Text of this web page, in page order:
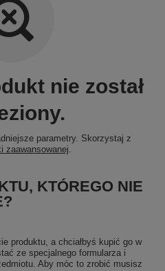
nie został
parametry. Skorzystaj z
zaawansowanej.
KTÓREGO NIE
produktu, a chciałbyś kupić go w
ze specjalnego formularza i
Aby móc to zrobić musisz